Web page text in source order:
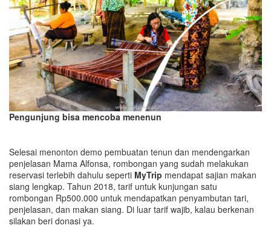
Pengunjung bisa mencoba menenun
Selesai menonton demo pembuatan tenun dan mendengarkan
penjelasan Mama Alfonsa, rombongan yang sudah melakukan
reservasi terlebih dahulu seperti MyTrip mendapat sajian makan
siang lengkap. Tahun 2018, tarif untuk kunjungan satu
rombongan Rp500.000 untuk mendapatkan penyambutan tari,
penjelasan, dan makan siang. Di luar tarif wajib, kalau berkenan
silakan beri donasi ya.